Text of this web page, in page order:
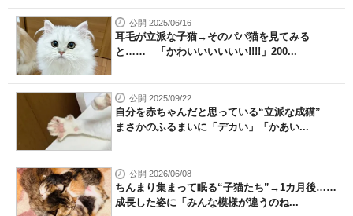
公開 2025/06/16
耳毛が立派な子猫→そのパパ猫を見てみる
と…… 「かわいいいいいい!!!!」200...
公開 2025/09/22
自分を赤ちゃんだと思っている“立派な成猫”
まさかのふるまいに「デカい」「かあい...
公開 2026/06/08
ちんまり集まって眠る“子猫たち”→1カ月後……
成長した姿に「みんな模様が違うのね...